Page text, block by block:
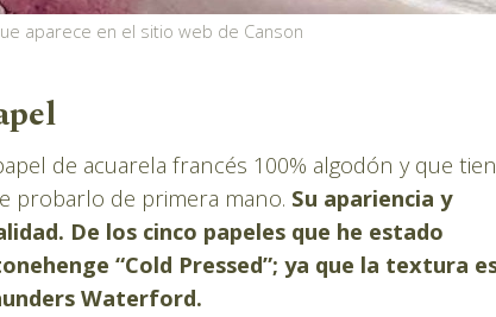
aparece en el sitio web de Canson
de acuarela francés 100% algodón y que
probarlo de primera mano. Su apariencia y
De los cinco papeles que he estado
“Cold Pressed”; ya que la textura
Waterford.